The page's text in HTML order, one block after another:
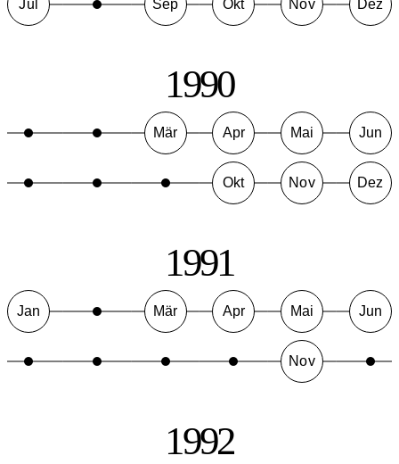
Jul Sep Okt Nov Dez
1990
Mär Apr Mai Jun
Okt Nov Dez
1991
Jan Mär Apr Mai Jun
Nov
1992